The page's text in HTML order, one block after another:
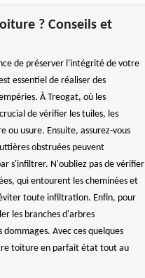
? Conseils et
de préserver l'intégrité de votre
essentiel de réaliser des
À Treogat, où les
de vérifier les tuiles, les
ou usure. Ensuite, assurez-vous
obstruées peuvent
s'infiltrer. N'oubliez pas de vérifier
qui entourent les cheminées et
toute infiltration. Enfin, pour
les branches d'arbres
Avec ces quelques
toiture en parfait état tout au